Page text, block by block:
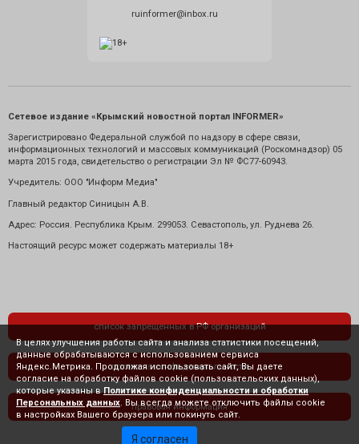
ruinformer@inbox.ru
Сетевое издание «Крымский новостной портал INFORMER»
Зарегистрировано Федеральной службой по надзору в сфере связи,
информационных технологий и массовых коммуникаций (Роскомнадзор) 05
марта 2015 года, свидетельство о регистрации Эл № ФС77-60943.
Учредитель: ООО "Информ Медиа"
Главный редактор Синицын А.В.
Адрес: Россия. Республика Крым. 299053. Севастополь, ул. Руднева 26.
Настоящий ресурс может содержать материалы 18+
список запрещенных в РФ организаций
политика конфиденциальности
правовая информация
В целях улучшения работы сайта и анализа статистики посещений,
данные обрабатываются с использованием сервиса
Яндекс.Метрика. Продолжая использовать сайт, Вы даете
согласие на обработку файлов cookie (пользовательских данных),
которые указаны в Политике конфиденциальности и обработки
Персональных данных . Вы всегда можете отключить файлы cookie
в настройках Вашего браузера или покинуть сайт.
Я согласен